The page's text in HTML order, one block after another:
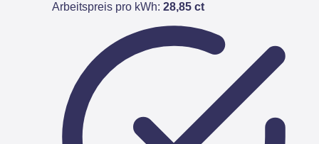
Arbeitspreis pro kWh: 28,85 ct